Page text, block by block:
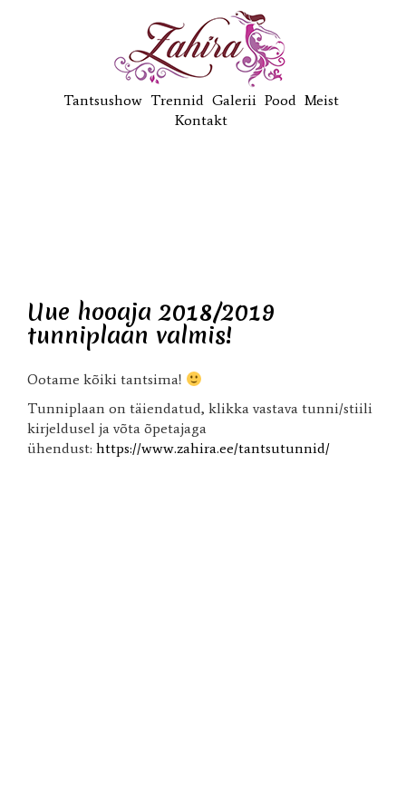
Tantsushow Trennid Galerii Pood Meist
Kontakt
Uue hooaja 2018/2019
tunniplaan valmis!
Ootame kõiki tantsima!
Tunniplaan on täiendatud, klikka vastava tunni/stiili
kirjeldusel ja võta õpetajaga
ühendust: https://www.zahira.ee/tantsutunnid/